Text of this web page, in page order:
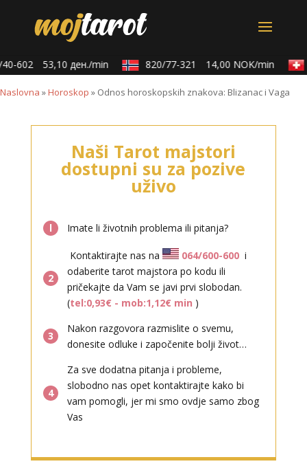
602 53,10 ден./min 820/77-321 14,00 NOK/min
Naslovna »Horoskop » Odnos horoskopskih znakova: Blizanac i Vaga
Naši Tarot majstori
dostupni su za pozive
uživo
l Imate li životnih problema ili pitanja?
2
Kontaktirajte nas na 064/600-600 i
odaberite tarot majstora po kodu ili
pričekajte da Vam se javi prvi slobodan.
(tel:0,93€ - mob:1,12€ min )
3
Nakon razgovora razmislite o svemu,
donesite odluke i započenite bolji život…
4
Za sve dodatna pitanja i probleme,
slobodno nas opet kontaktirajte kako bi
vam pomogli, jer mi smo ovdje samo zbog
Vas